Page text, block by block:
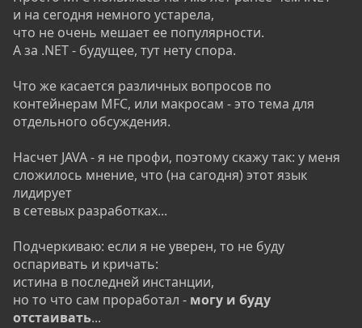
и на сегодня немного устарела,
что не очень мешает ее популярности.
А за .NET - будущее, тут нету спора.
Что же касается различных вопросов по
контейнерам MFC, или макросам - это тема для
отдельного обсуждения.
Насчет JAVA - я не профи, поэтому скажу так: у меня
сложилось мнение, что (на сагодня) этот язык
лидирует
в сетевых разработках...
Подчеркиваю: если я не уверен, то не буду
оспаривать и кричать:
истина в последней инстанции,
но то что сам проработал - могу и буду
отстаивать...